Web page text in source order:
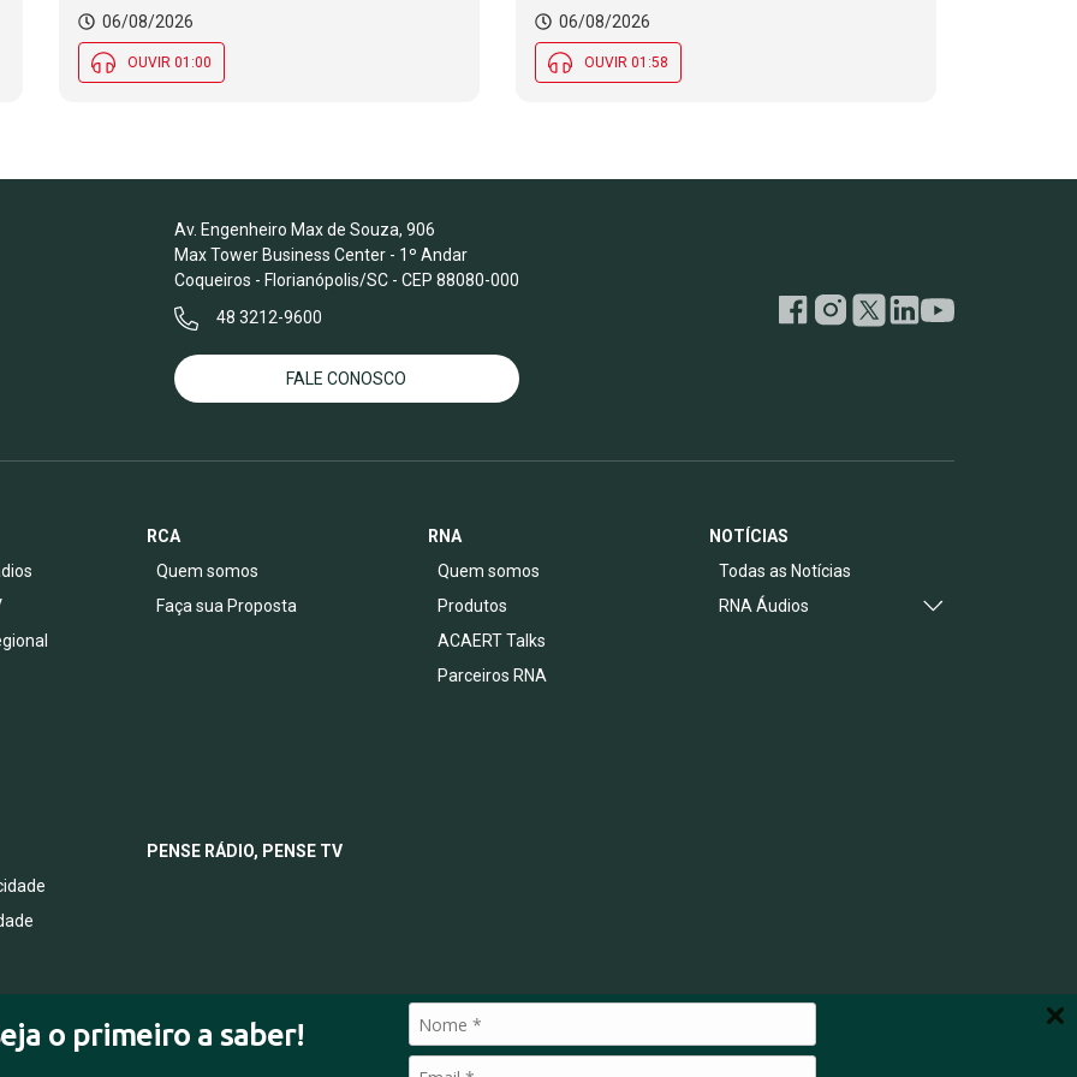
o primeiro a saber!
06/08/2026
OUVIR 01:00
06/08/2026
OUVIR 01:58
Av. Engenheiro Max de Souza, 906
Max Tower Business Center - 1º Andar
Coqueiros - Florianópolis/SC - CEP 88080-000
48 3212-9600
FALE CONOSCO
RCA
Quem somos
Faça sua Proposta
RNA
Quem somos
Produtos
ACAERT Talks
Parceiros RNA
NOTÍCIAS
Todas as Notícias
RNA Áudios
PENSE RÁDIO, PENSE TV